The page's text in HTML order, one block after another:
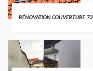
RÉNOVATION COUVERTURE 73